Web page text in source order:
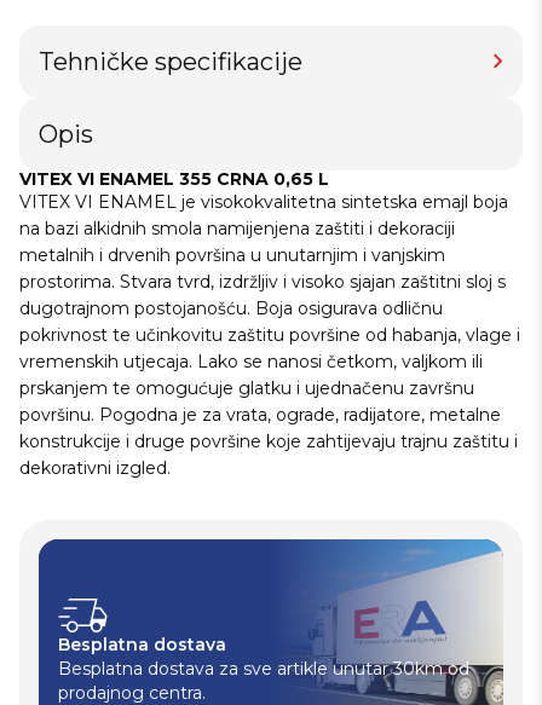
Tehničke specifikacije
Opis
VITEX VI ENAMEL 355 CRNA 0,65 L
VITEX VI ENAMEL je visokokvalitetna sintetska emajl boja
na bazi alkidnih smola namijenjena zaštiti i dekoraciji
metalnih i drvenih površina u unutarnjim i vanjskim
prostorima. Stvara tvrd, izdržljiv i visoko sjajan zaštitni sloj s
dugotrajnom postojanošću. Boja osigurava odličnu
pokrivnost te učinkovitu zaštitu površine od habanja, vlage i
vremenskih utjecaja. Lako se nanosi četkom, valjkom ili
prskanjem te omogućuje glatku i ujednačenu završnu
površinu. Pogodna je za vrata, ograde, radijatore, metalne
konstrukcije i druge površine koje zahtijevaju trajnu zaštitu i
dekorativni izgled.
Besplatna dostava
Besplatna dostava za sve artikle unutar 30km od
prodajnog centra.